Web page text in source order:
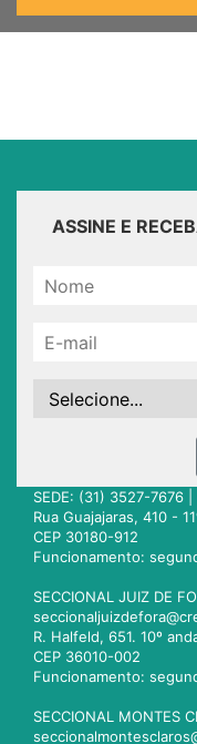
ASSINE E
SEDE: (31) 3527-7676 |
Rua Guajajaras, 410 -
CEP 30180-912
Funcionamento:
SECCIONAL JUIZ DE
R. Halfeld, 651. 10º
CEP 36010-002
Funcionamento:
SECCIONAL MONTES